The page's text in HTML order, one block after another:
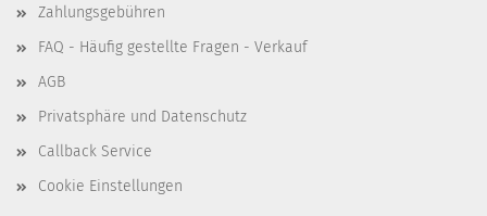
Zahlungsgebühren
FAQ - Häufig gestellte Fragen - Verkauf
AGB
Privatsphäre und Datenschutz
Callback Service
Cookie Einstellungen